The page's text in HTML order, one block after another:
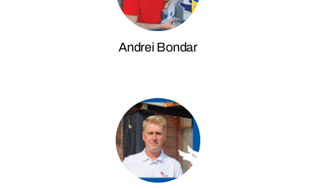
Andrei Bondar